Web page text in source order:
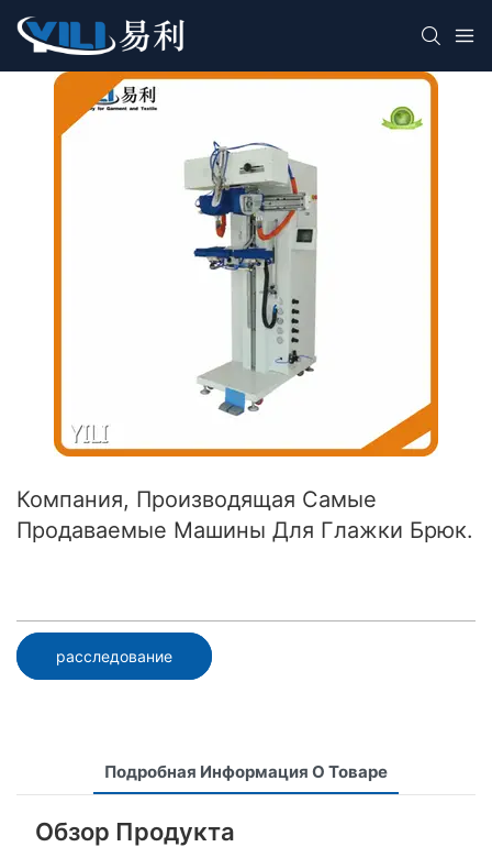
Компания, Производящая Самые
Продаваемые Машины Для Глажки Брюк.
расследование
Подробная Информация О Товаре
Обзор Продукта